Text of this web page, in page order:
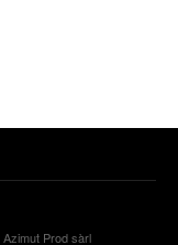
Azimut Prod sàrl